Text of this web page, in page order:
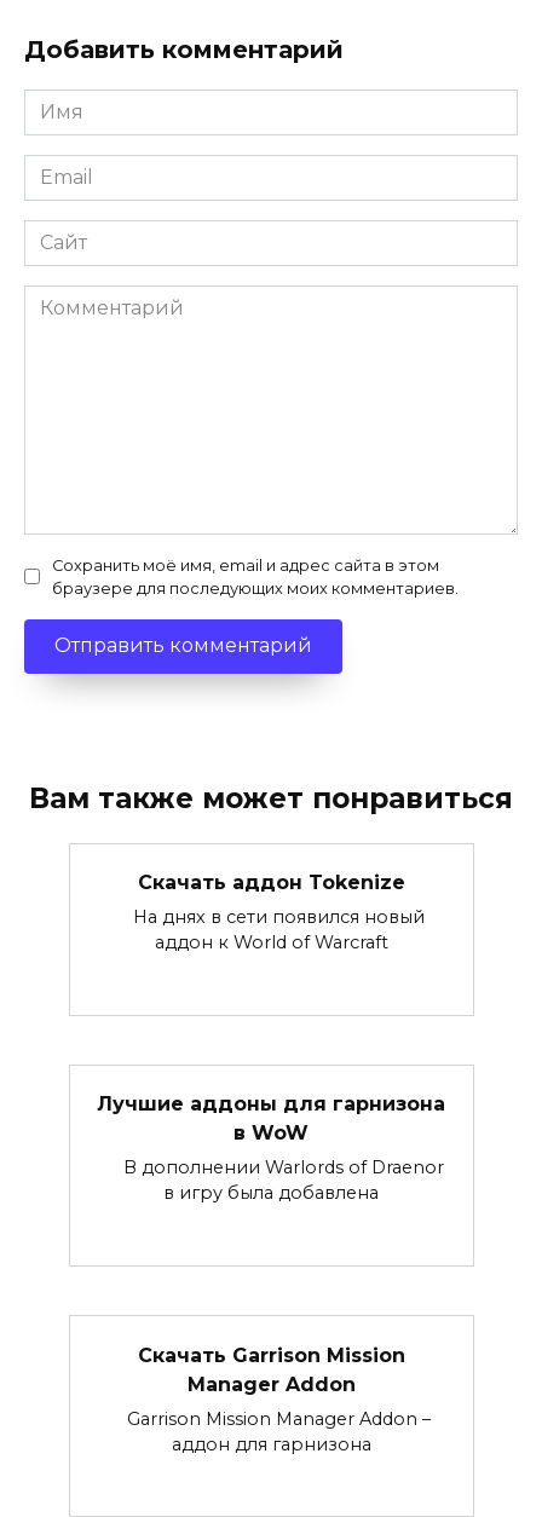
Добавить комментарий
Имя
*
Email
*
Сайт
Комментарий
Сохранить моё имя, email и адрес сайта в этом
браузере для последующих моих комментариев.
Вам также может понравиться
Скачать аддон Tokenize
На днях в сети появился новый
аддон к World of Warcraft
Лучшие аддоны для гарнизона
в WoW
В дополнении Warlords of Draenor
в игру была добавлена
Скачать Garrison Mission
Manager Addon
Garrison Mission Manager Addon –
аддон для гарнизона